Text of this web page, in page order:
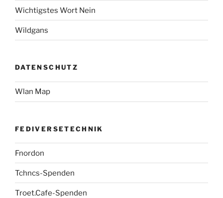
Wichtigstes Wort Nein
Wildgans
DATENSCHUTZ
Wlan Map
FEDIVERSETECHNIK
Fnordon
Tchncs-Spenden
Troet.Cafe-Spenden